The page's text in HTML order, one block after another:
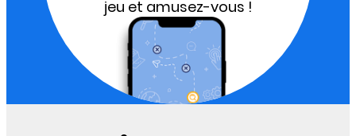
jeu et amusez-vous !